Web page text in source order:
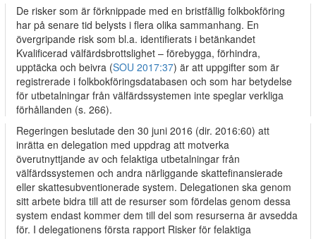
De risker som är förknippade med en bristfällig folkbokföring
har på senare tid belysts i flera olika sammanhang. En
övergripande risk som bl.a. identifierats i betänkandet
Kvalificerad välfärdsbrottslighet – förebygga, förhindra,
upptäcka och beivra (SOU 2017:37) är att uppgifter som är
registrerade i folkbokföringsdatabasen och som har betydelse
för utbetalningar från välfärdssystemen inte speglar verkliga
förhållanden (s. 266).
Regeringen beslutade den 30 juni 2016 (dir. 2016:60) att
inrätta en delegation med uppdrag att motverka
överutnyttjande av och felaktiga utbetalningar från
välfärdssystemen och andra närliggande skattefinansierade
eller skattesubventionerade system. Delegationen ska genom
sitt arbete bidra till att de resurser som fördelas genom dessa
system endast kommer dem till del som resurserna är avsedda
för. I delegationens första rapport Risker för felaktiga